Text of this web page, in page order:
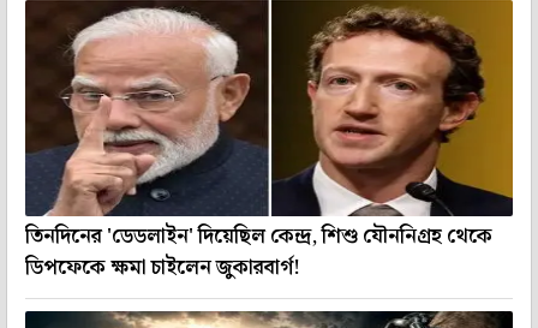
তিনদিনের 'ডেডলাইন' দিয়েছিল কেন্দ্র, শিশু যৌননিগ্রহ থেকে
ডিপফেকে ক্ষমা চাইলেন জুকারবার্গ!